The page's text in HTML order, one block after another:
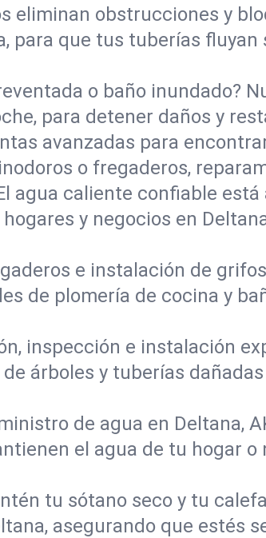
eliminan obstrucciones y
para que tus tuberías fluyan
o baño inundado?
para detener daños y
avanzadas para
o fregaderos,
agua caliente confiable
y negocios en
e instalación de
de plomería de cocina y
inspección e instalación
árboles y tuberías
de agua en Deltana,
el agua de tu hogar o
tu sótano seco y tu
asegurando que estés